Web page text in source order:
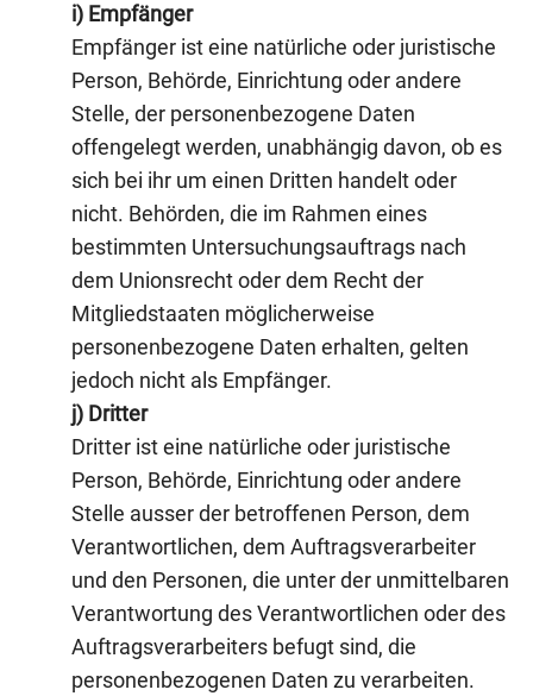
i) Empfänger
Empfänger ist eine natürliche oder juristische
Person, Behörde, Einrichtung oder andere
Stelle, der personenbezogene Daten
offengelegt werden, unabhängig davon, ob es
sich bei ihr um einen Dritten handelt oder
nicht. Behörden, die im Rahmen eines
bestimmten Untersuchungsauftrags nach
dem Unionsrecht oder dem Recht der
Mitgliedstaaten möglicherweise
personenbezogene Daten erhalten, gelten
jedoch nicht als Empfänger.
j) Dritter
Dritter ist eine natürliche oder juristische
Person, Behörde, Einrichtung oder andere
Stelle ausser der betroffenen Person, dem
Verantwortlichen, dem Auftragsverarbeiter
und den Personen, die unter der unmittelbaren
Verantwortung des Verantwortlichen oder des
Auftragsverarbeiters befugt sind, die
personenbezogenen Daten zu verarbeiten.